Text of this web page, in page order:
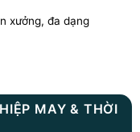
MAY & THỜI
xưởng, đa dạng